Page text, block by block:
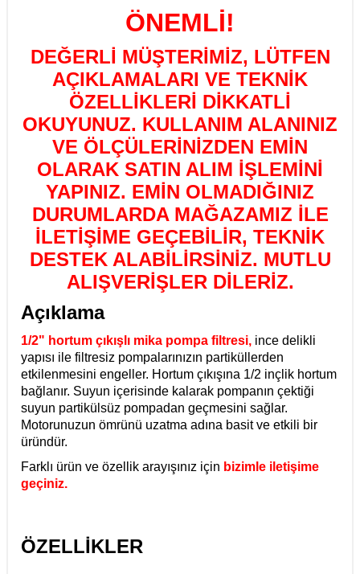
ÖNEMLİ!
DEĞERLİ MÜŞTERİMİZ, LÜTFEN
AÇIKLAMALARI VE TEKNİK
ÖZELLİKLERİ DİKKATLİ
OKUYUNUZ. KULLANIM ALANINIZ
VE ÖLÇÜLERİNİZDEN EMİN
OLARAK SATIN ALIM İŞLEMİNİ
YAPINIZ. EMİN OLMADIĞINIZ
DURUMLARDA MAĞAZAMIZ İLE
İLETİŞİME GEÇEBİLİR, TEKNİK
DESTEK ALABİLİRSİNİZ. MUTLU
ALIŞVERİŞLER DİLERİZ.
Açıklama
1/2" hortum çıkışlı mika pompa filtresi, ince delikli
yapısı ile filtresiz pompalarınızın partiküllerden
etkilenmesini engeller. Hortum çıkışına 1/2 inçlik hortum
bağlanır. Suyun içerisinde kalarak pompanın çektiği
suyun partikülsüz pompadan geçmesini sağlar.
Motorunuzun ömrünü uzatma adına basit ve etkili bir
üründür.
Farklı ürün ve özellik arayışınız için bizimle iletişime
geçiniz.
ÖZELLİKLER